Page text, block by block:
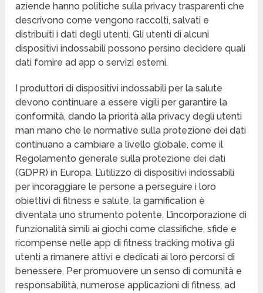
aziende hanno politiche sulla privacy trasparenti che
descrivono come vengono raccolti, salvati e
distribuiti i dati degli utenti. Gli utenti di alcuni
dispositivi indossabili possono persino decidere quali
dati fornire ad app o servizi esterni.
I produttori di dispositivi indossabili per la salute
devono continuare a essere vigili per garantire la
conformità, dando la priorità alla privacy degli utenti
man mano che le normative sulla protezione dei dati
continuano a cambiare a livello globale, come il
Regolamento generale sulla protezione dei dati
(GDPR) in Europa. L’utilizzo di dispositivi indossabili
per incoraggiare le persone a perseguire i loro
obiettivi di fitness e salute, la gamification è
diventata uno strumento potente. L’incorporazione di
funzionalità simili ai giochi come classifiche, sfide e
ricompense nelle app di fitness tracking motiva gli
utenti a rimanere attivi e dedicati ai loro percorsi di
benessere. Per promuovere un senso di comunità e
responsabilità, numerose applicazioni di fitness, ad